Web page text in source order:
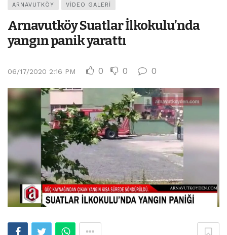
ARNAVUTKÖY VIDEO GALERI
Arnavutköy Suatlar İlkokulu’nda
yangın panik yarattı
06/17/2020 2:16 PM 0 0 0